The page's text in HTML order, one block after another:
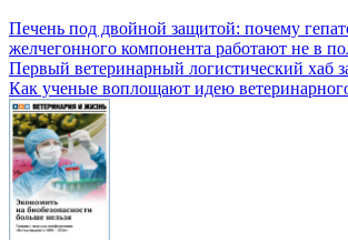
Печень под двойной защитой: почему
желчегонного компонента работают не в
Первый ветеринарный логистический хаб
Как ученые воплощают идею